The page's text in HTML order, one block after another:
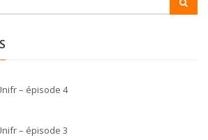
– épisode 4
– épisode 3